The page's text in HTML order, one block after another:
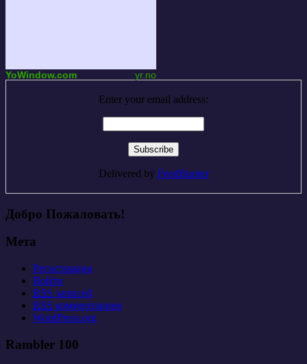
YoWindow.com yr.no
Enter your email address:
Delivered by FeedBurner
Добро Пожаловать!
Мета
Регистрация
Войти
RSS записей
RSS комментариев
WordPress.org
Rambler 100